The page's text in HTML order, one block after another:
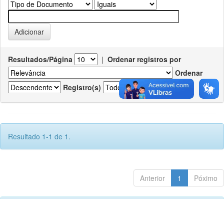
Resultados/Página | Ordenar registros por
Ordenar
Registro(s)
Resultado 1-1 de 1.
Anterior 1 Póximo